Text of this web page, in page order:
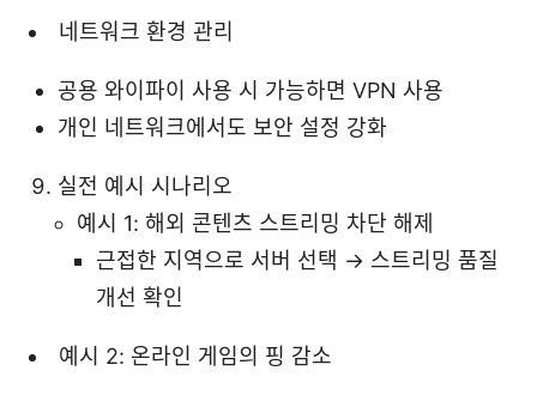
네트워크 환경 관리
공용 와이파이 사용 시 가능하면 VPN 사용
개인 네트워크에서도 보안 설정 강화
실전 예시 시나리오
예시 1: 해외 콘텐츠 스트리밍 차단 해제
근접한 지역으로 서버 선택 → 스트리밍 품질
개선 확인
예시 2: 온라인 게임의 핑 감소